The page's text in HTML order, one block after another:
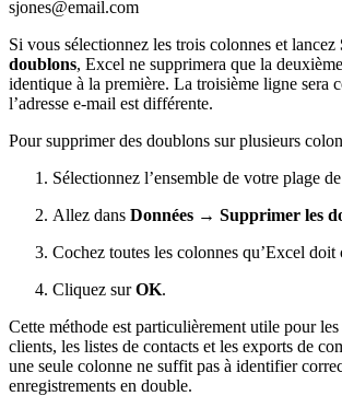
sjones@email.com
Si vous sélectionnez les trois colonnes et lancez
doublons, Excel ne supprimera que la
identique à la première. La troisième ligne sera
l’adresse e-mail est différente.
Pour supprimer des doublons sur plusieurs
Sélectionnez l’ensemble de votre plage
Allez dans Données → Supprimer les
Cochez toutes les colonnes qu’Excel doit
Cliquez surOK.
Cette méthode est particulièrement utile pour les
clients, les listes de contacts et les exports de
une seule colonne ne suffit pas à identifier
enregistrements en double.